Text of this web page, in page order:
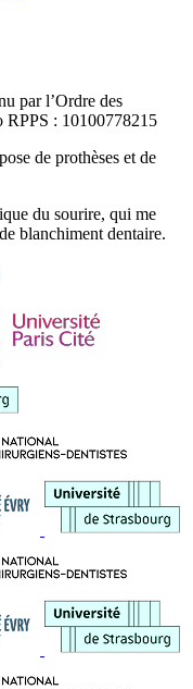
par l’Ordre des
RPPS : 10100778215
de prothèses et de
du sourire, qui me
blanchiment dentaire.